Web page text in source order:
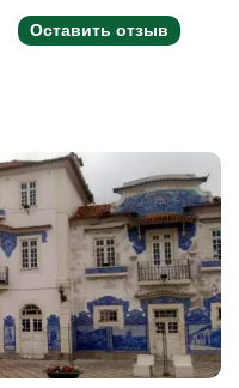
Оставить отзыв